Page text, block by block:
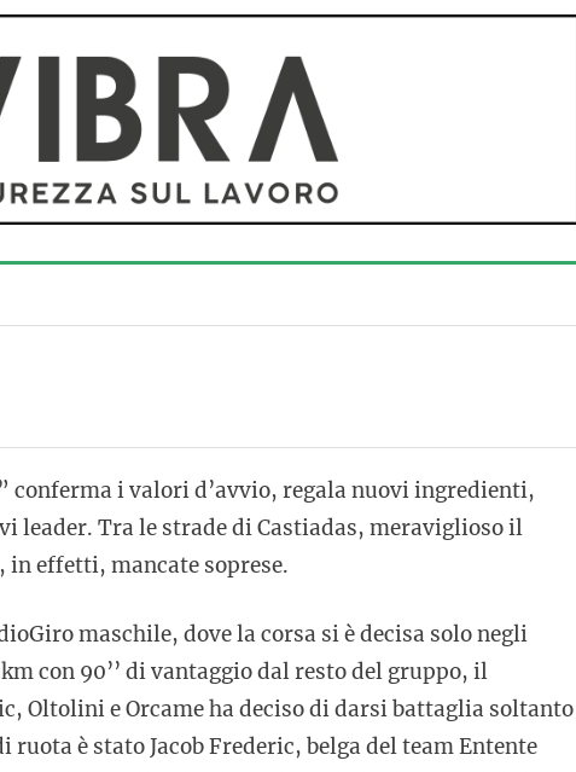
conferma i valori d’avvio, regala nuovi ingredienti,
leader. Tra le strade di Castiadas, meraviglioso il
in effetti, mancate soprese.
maschile, dove la corsa si è decisa solo negli
con 90’’ di vantaggio dal resto del gruppo, il
Oltolini e Orcame ha deciso di darsi battaglia soltanto
è stato Jacob Frederic, belga del team Entente